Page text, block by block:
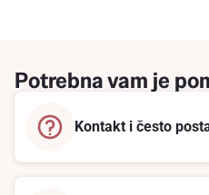
Potrebna vam je
Kontakt i često